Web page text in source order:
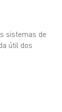
sistemas de
útil dos